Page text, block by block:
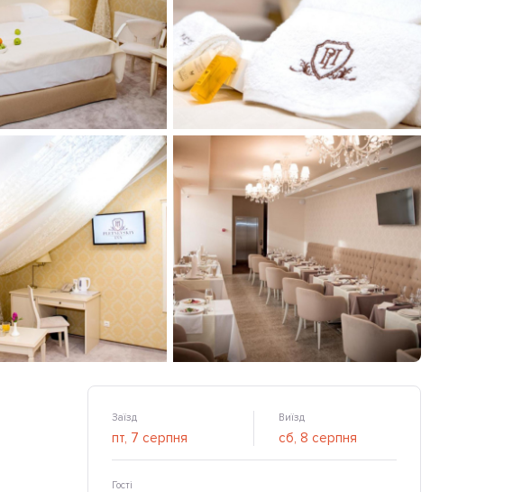
Заїзд Виїзд
Гості